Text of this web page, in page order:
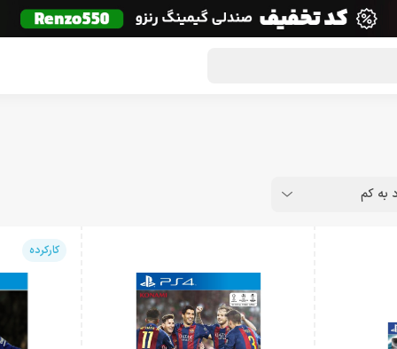
به کم
کارکرده